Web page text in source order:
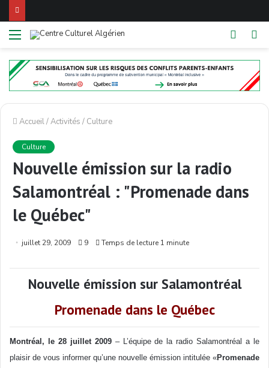
Menu
Switch
Accueil/Activités / Culture
Culture
Nouvelle émission sur la radio
Salamontréal : "Promenade dans
le Québec"
juillet 29, 2009 9 Temps de lecture 1 minute
Nouvelle émission sur Salamontréal
Promenade dans le Québec
Montréal, le 28 juillet 2009– L’équipe de la radio Salamontréal a le
plaisir de vous informer qu’une nouvelle émission intitulée «Promenade